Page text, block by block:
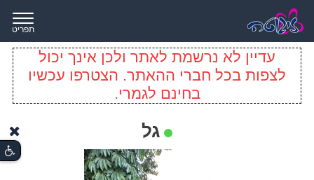
תפריט
עדיין לא נרשמת לאתר ולכן אינך יכול
לצפות בכל חברי ההאתר. הצטרפו עכשיו
בחינם לגמרי.
גל